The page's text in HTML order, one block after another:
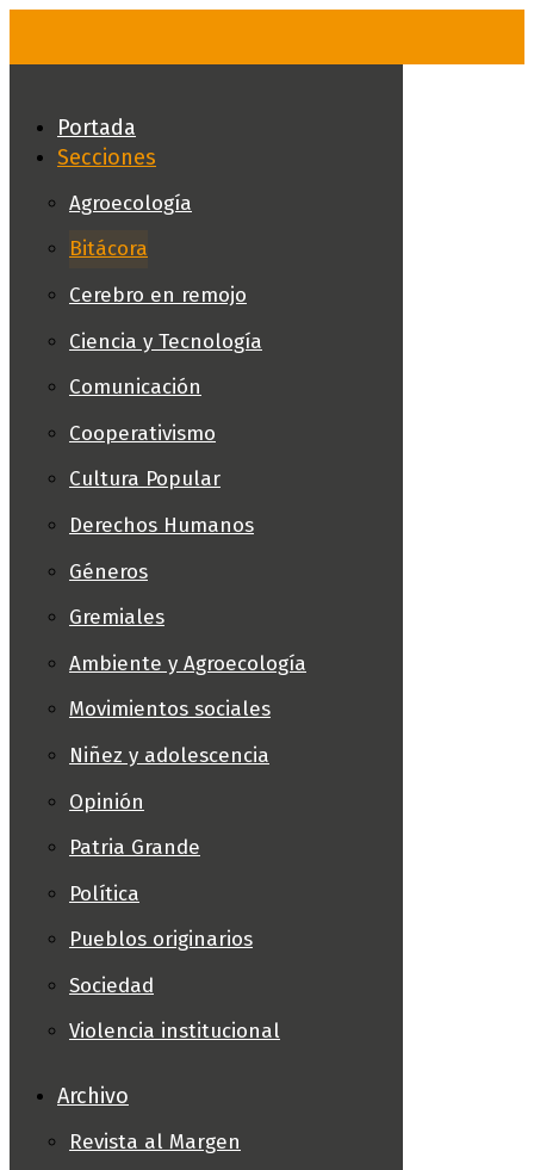
Portada
Secciones
Agroecología
Bitácora
Cerebro en remojo
Ciencia y Tecnología
Comunicación
Cooperativismo
Cultura Popular
Derechos Humanos
Géneros
Gremiales
Ambiente y Agroecología
Movimientos sociales
Niñez y adolescencia
Opinión
Patria Grande
Política
Pueblos originarios
Sociedad
Violencia institucional
Archivo
Revista al Margen